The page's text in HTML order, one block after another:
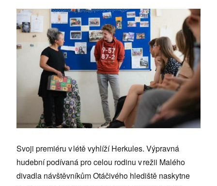
Svoji premiéru v létě vyhlíží Herkules. Výpravná
hudební podívaná pro celou rodinu v režii Malého
divadla návštěvníkům Otáčivého hlediště naskytne